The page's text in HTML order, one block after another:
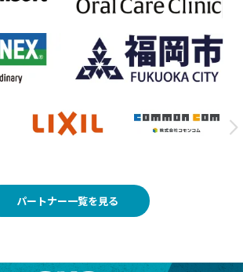
パートナー一覧を見る